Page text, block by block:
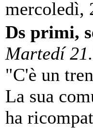
mercoledì,
Ds primi,
Martedí
"C'è un
La sua
ha